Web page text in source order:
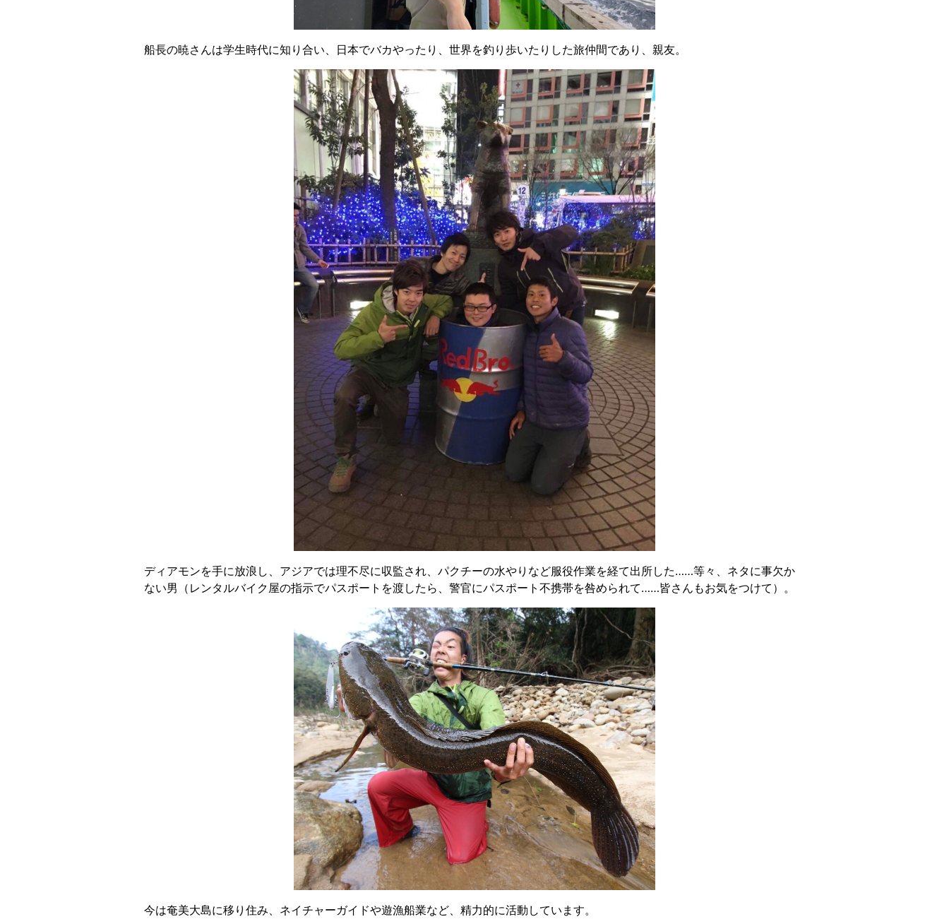
船長の暁さんは学生時代に知り合い、日本でバカやったり、世界を釣り歩いたりした旅仲間であり、親友。
ディアモンを手に放浪し、アジアでは理不尽に収監され、パクチーの水やりなど服役作業を経て出所した……等々、ネタに事欠か
ない男（レンタルバイク屋の指示でパスポートを渡したら、警官にパスポート不携帯を咎められて……皆さんもお気をつけて）。
今は奄美大島に移り住み、ネイチャーガイドや遊漁船業など、精力的に活動しています。